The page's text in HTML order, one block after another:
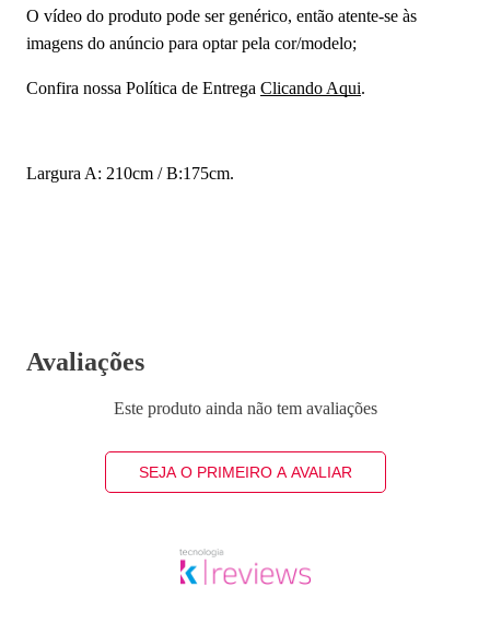
O vídeo do produto pode ser genérico, então atente-se às
imagens do anúncio para optar pela cor/modelo;
Confira nossa Política de Entrega Clicando Aqui.
Largura A: 210cm / B:175cm.
Avaliações
Este produto ainda não tem avaliações
SEJA O PRIMEIRO A AVALIAR